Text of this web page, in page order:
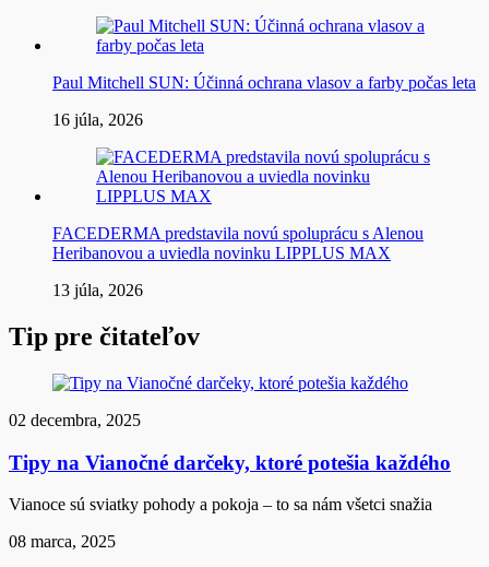
Paul Mitchell SUN: Účinná ochrana vlasov a farby počas leta
16 júla, 2026
FACEDERMA predstavila novú spoluprácu s Alenou
Heribanovou a uviedla novinku LIPPLUS MAX
13 júla, 2026
Tip pre čitateľov
02 decembra, 2025
Tipy na Vianočné darčeky, ktoré potešia každého
Vianoce sú sviatky pohody a pokoja – to sa nám všetci snažia
08 marca, 2025